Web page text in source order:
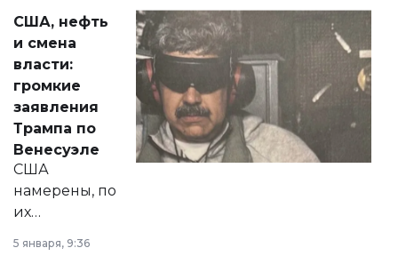
актуальных тем —
от слухов о
политических
реформах до
вопросов армии,
экономики и
личного здоровья.
США, нефть
и смена
власти:
громкие
заявления
Трампа по
Венесуэле
США
намерены, по
их
принести
5 января, 9:36